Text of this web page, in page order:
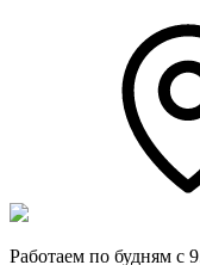
Работаем по будням с